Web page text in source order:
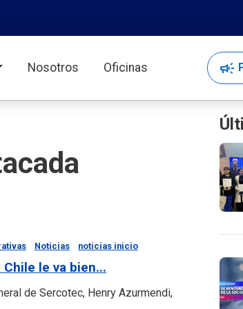
Nosotros Oficinas campaign
Noticias noticias inicio
le va bien...
de Sercotec, Henry Azurmendi,